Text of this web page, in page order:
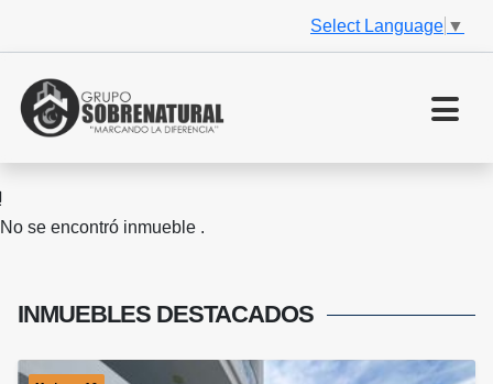
Select Language ▼
No se encontró inmueble .
INMUEBLES DESTACADOS